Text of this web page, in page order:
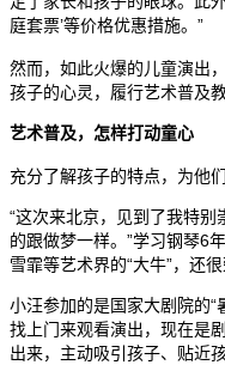
庭套票’等价格优惠措施。”
然而，如此火爆的儿童演出
孩子的心灵，履行艺术普及
艺术普及，怎样打动童心
充分了解孩子的特点，为他
“这次来北京，见到了我特
的跟做梦一样。”学习钢琴6
雪霏等艺术界的“大牛”，还
小汪参加的是国家大剧院的“
找上门来观看演出，现在是
出来，主动吸引孩子、贴近